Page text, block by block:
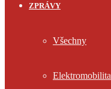
ZPRÁVY
Všechny
Elektromobilita